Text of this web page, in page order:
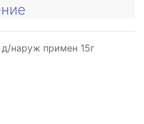
наруж примен 15г